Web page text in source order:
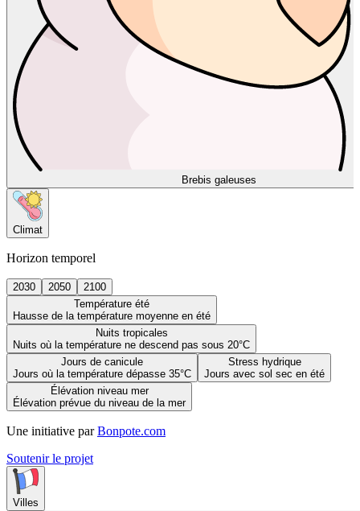
Brebis galeuses
Climat
Horizon temporel
2030 2050
2100
Température été
Hausse de la température moyenne en été
Nuits tropicales
Nuits où la température ne descend pas sous 20°C
Jours de canicule
Jours où la température dépasse 35°C
Stress hydrique
Jours avec sol sec en été
Élévation niveau mer
Élévation prévue du niveau de la mer
Une initiative par Bonpote.com
Soutenir le projet
Villes